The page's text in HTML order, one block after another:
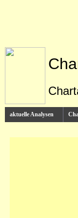
aktuelle Analysen